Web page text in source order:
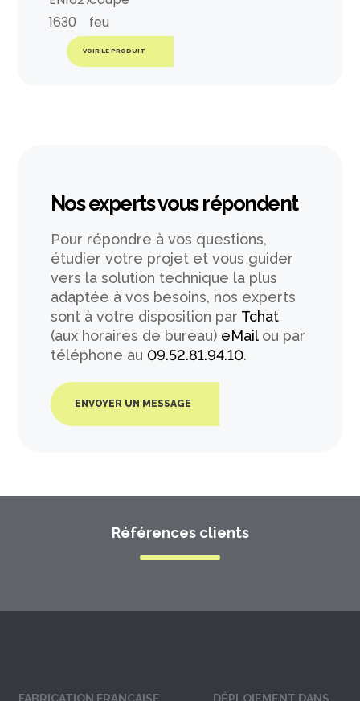
VOIR LE PRODUIT
Nos experts vous répondent
Pour répondre à vos questions,
étudier votre projet et vous guider
vers la solution technique la plus
adaptée à vos besoins, nos experts
sont à votre disposition par Tchat
(aux horaires de bureau) eMailou par
téléphone au 09.52.81.94.10.
ENVOYER UN MESSAGE
Références clients